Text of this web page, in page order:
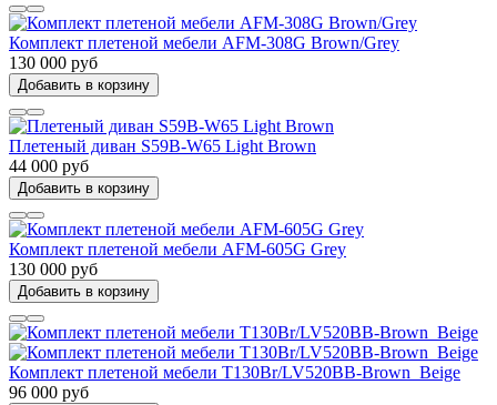
Комплект плетеной мебели AFM-308G Brown/Grey
130 000 руб
Добавить в корзину
Плетеный диван S59B-W65 Light Brown
44 000 руб
Добавить в корзину
Комплект плетеной мебели AFM-605G Grey
130 000 руб
Добавить в корзину
Комплект плетеной мебели T130Br/LV520BB-Brown_Beige
96 000 руб